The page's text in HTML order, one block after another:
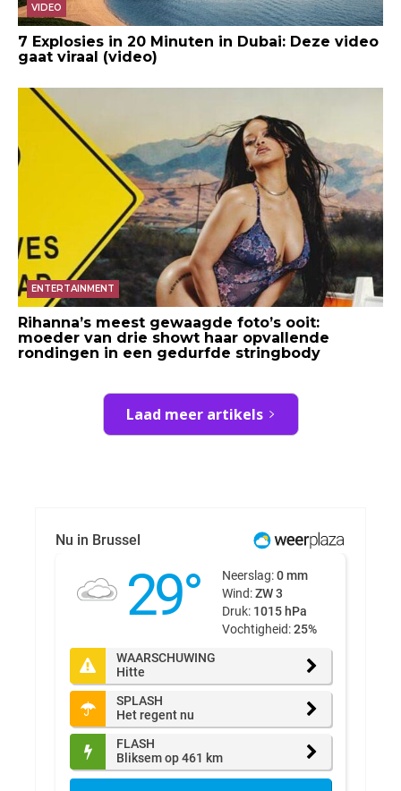
VIDEO
7 Explosies in 20 Minuten in Dubai: Deze video
gaat viraal (video)
ENTERTAINMENT
Rihanna’s meest gewaagde foto’s ooit:
moeder van drie showt haar opvallende
rondingen in een gedurfde stringbody
Laad meer artikels